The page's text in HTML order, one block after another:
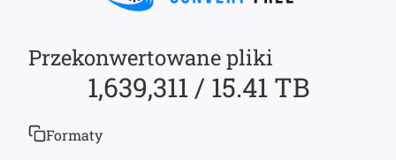
Przekonwertowane pliki
1,639,311 / 15.41 TB
Formaty